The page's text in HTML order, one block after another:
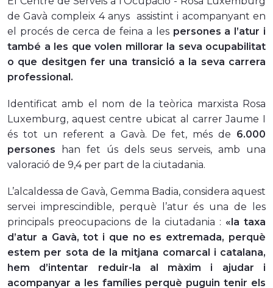
de Gavà compleix 4 anys assistint i acompanyant en
el procés de cerca de feina a les persones a l’atur i
també a les que volen millorar la seva ocupabilitat
o que desitgen fer una transició a la seva carrera
professional.
Identificat amb el nom de la teòrica marxista Rosa
Luxemburg, aquest centre ubicat al carrer Jaume I
és tot un referent a Gavà. De fet, més de 6.000
persones han fet ús dels seus serveis, amb una
valoració de 9,4 per part de la ciutadania.
L’alcaldessa de Gavà, Gemma Badia, considera aquest
servei imprescindible, perquè l’atur és una de les
principals preocupacions de la ciutadania : «la taxa
d’atur a Gavà, tot i que no es extremada, perquè
estem per sota de la mitjana comarcal i catalana,
hem d’intentar reduir-la al màxim i ajudar i
acompanyar a les famílies perquè puguin tenir els